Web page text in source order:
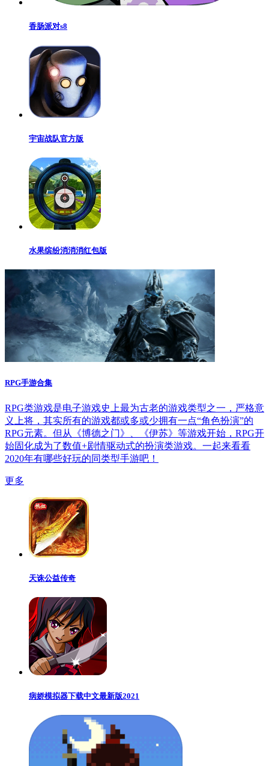
香肠派对s8
宇宙战队官方版
水果缤纷消消消红包版
RPG手游合集
RPG类游戏是电子游戏史上最为古老的游戏类型之一，严格意
义上将，其实所有的游戏都或多或少拥有一点“角色扮演”的
RPG元素。但从《博德之门》、《伊苏》等游戏开始，RPG开
始固化成为了数值+剧情驱动式的扮演类游戏。一起来看看
2020年有哪些好玩的同类型手游吧！
更多
天诛公益传奇
病娇模拟器下载中文最新版2021